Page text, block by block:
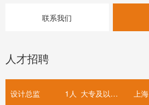
联系我们
人才招聘
设计总监 1人 大专及以上学历 上海